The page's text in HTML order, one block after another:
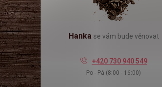
l
Hanka se vám bude věnovat
+420 730 940 549
Po - Pá (8:00 - 16:00)